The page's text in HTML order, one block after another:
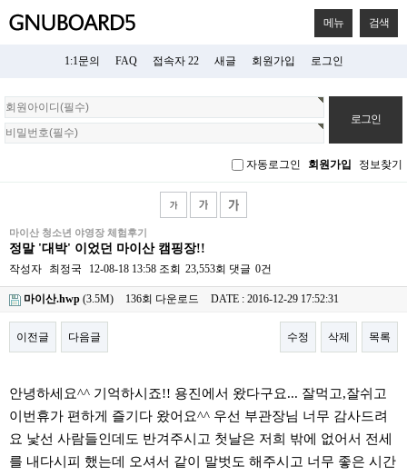
메뉴 검색
1:1문의 FAQ 접속자 22 새글 회원가입 로그인
회
원
로
자동로그인 회원가입 정보찾기
마이산 청소년 야영장 체험후기
정말 '대박' 이었던 마이산 캠핑장!!
작성자 최정국 12-08-18 13:58 조회 23,553회 댓글 0건
마이산.hwp (3.5M) 136회 다운로드 DATE : 2016-12-29 17:52:31
이전글 다음글 수정 삭제 목록
안녕하세요^^ 기억하시죠!! 용진에서 왔다구요... 잘먹고,잘쉬고
이번휴가 편하게 즐기다 왔어요^^ 우선 부관장님 너무 감사드려
요 낯선 사람들인데도 반겨주시고 첫날은 저희 밖에 없어서 전세
를 내다시피 했는데 오셔서 같이 말벗도 해주시고 너무 좋은 시간